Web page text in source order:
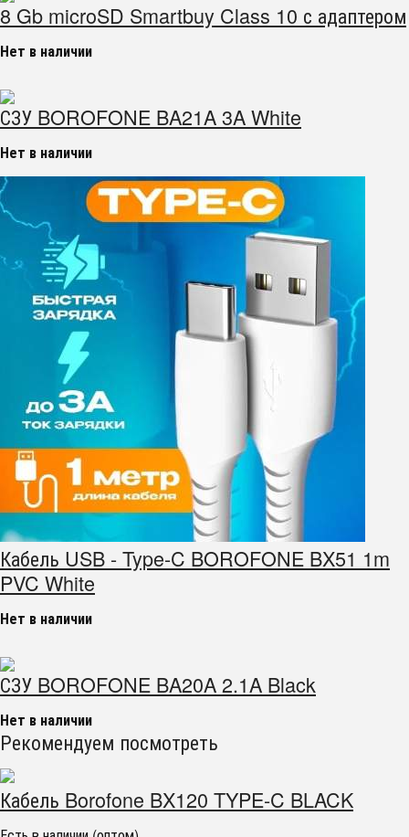
8 Gb microSD Smartbuy Class 10 с адаптером
Нет в наличии
СЗУ BOROFONE BA21A 3A White
Нет в наличии
Кабель USB - Type-C BOROFONE BX51 1m
PVC White
Нет в наличии
СЗУ BOROFONE BA20A 2.1A Black
Нет в наличии
Рекомендуем посмотреть
Кабель Borofone BX120 TYPE-C BLACK